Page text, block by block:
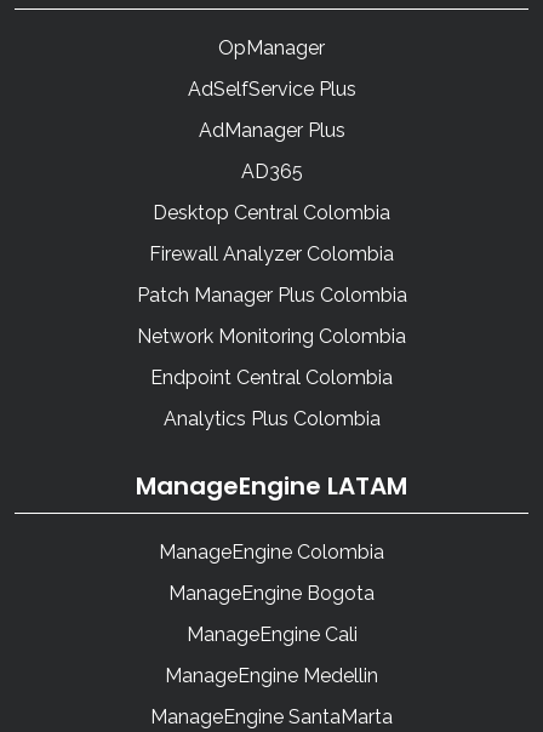
OpManager
AdSelfService Plus
AdManager Plus
AD365
Desktop Central Colombia
Firewall Analyzer Colombia
Patch Manager Plus Colombia
Network Monitoring Colombia
Endpoint Central Colombia
Analytics Plus Colombia
ManageEngine LATAM
ManageEngine Colombia
ManageEngine Bogota
ManageEngine Cali
ManageEngine Medellin
ManageEngine SantaMarta